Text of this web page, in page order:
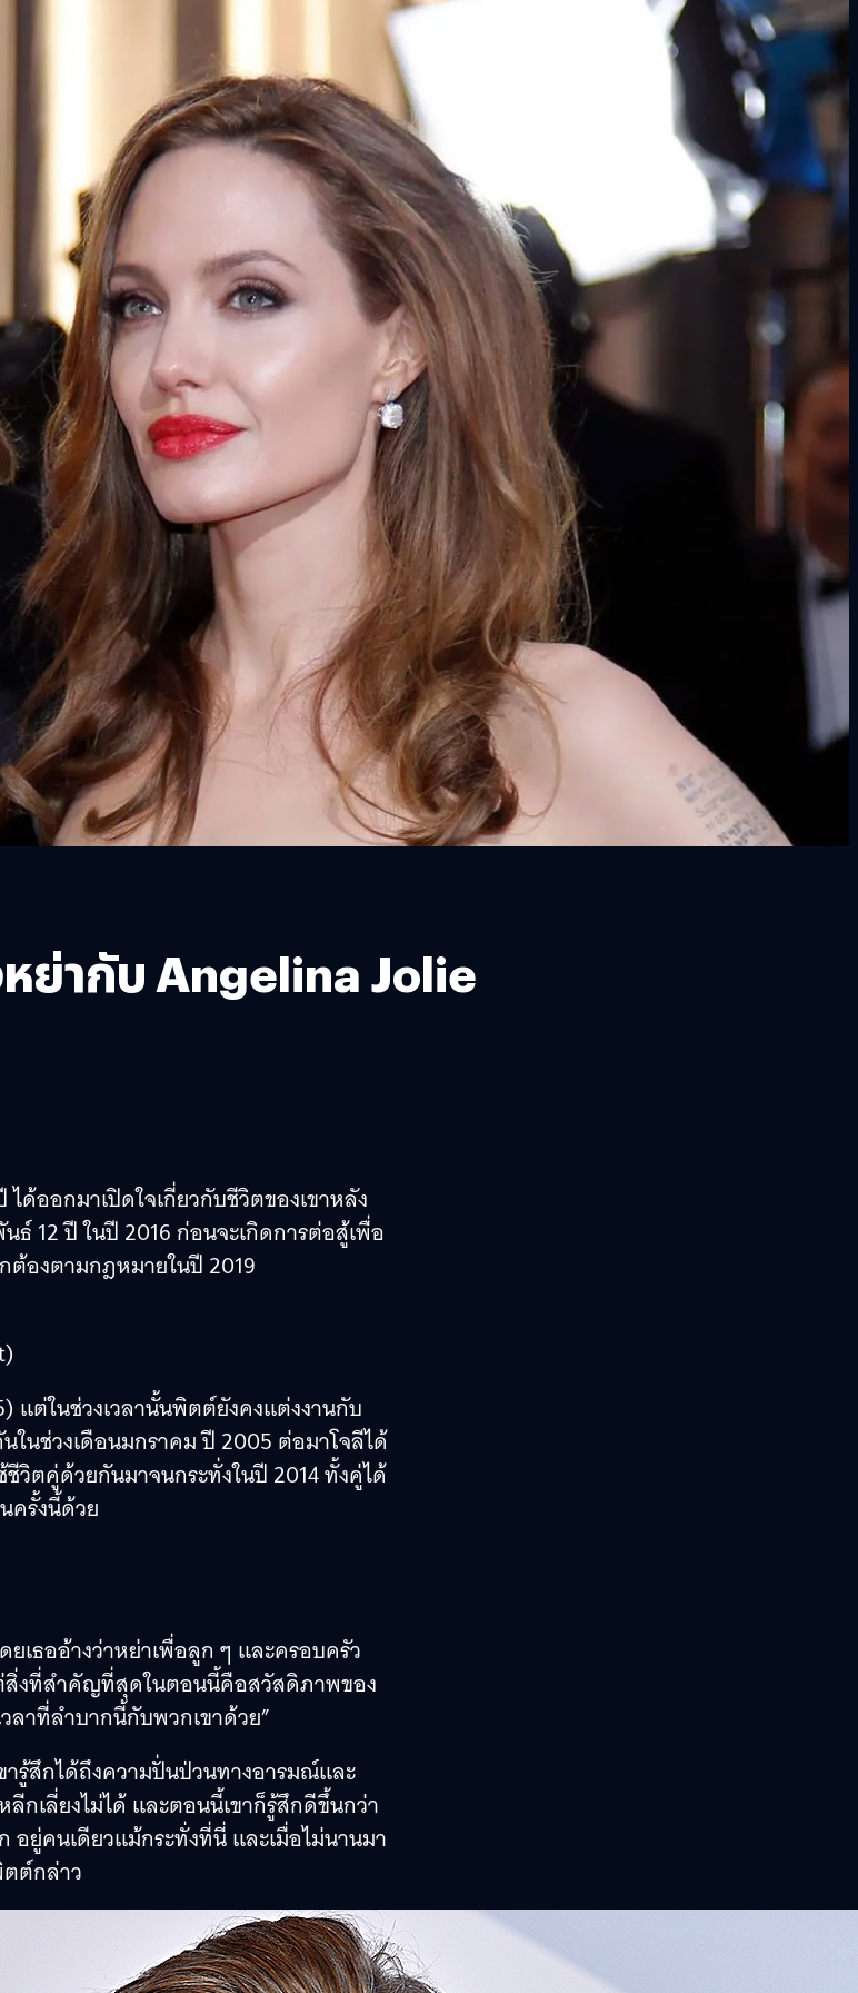
ย่ากับ Angelina Jolie
ด้ออกมาเปิดใจเกี่ยวกับชีวิตของเขาหลัง
12 ปี ในปี 2016 ก่อนจะเกิดการต่อสู้เพื่อ
ต้องตามกฎหมายในปี 2019
แต่ในช่วงเวลานั้นพิตต์ยังคงแต่งงานกับ
นช่วงเดือนมกราคม ปี 2005 ต่อมาโจลีได้
วิตคู่ด้วยกันมาจนกระทั่งในปี 2014 ทั้งคู่ได้
ครั้งนี้ด้วย
เธออ้างว่าหย่าเพื่อลูก ๆ และครอบครัว
สิ่งที่สำคัญที่สุดในตอนนี้คือสวัสดิภาพของ
าที่ลำบากนี้กับพวกเขาด้วย”
รู้สึกได้ถึงความปั่นป่วนทางอารมณ์และ
กเลี่ยงไม่ได้ และตอนนี้เขาก็รู้สึกดีขึ้นกว่า
อยู่คนเดียวแม้กระทั่งที่นี่ และเมื่อไม่นานมา
ต์กล่าว